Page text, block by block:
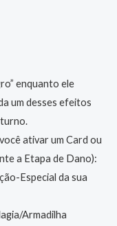
enquanto ele
um desses efeitos
turno.
ativar um Card ou
a Etapa de Dano):
Especial da sua
Armadilha